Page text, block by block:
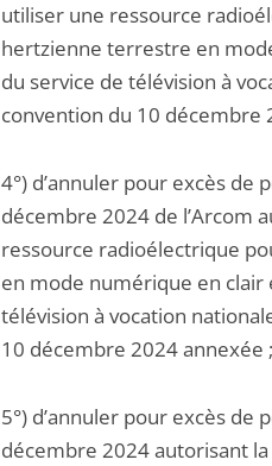
utiliser une ressource
hertzienne terrestre en
du service de télévision à
convention du 10 décembre
4°) d’annuler pour excès de
décembre 2024 de l’Arcom
ressource radioélectrique
en mode numérique en
télévision à vocation
10 décembre 2024 annexée ;
5°) d’annuler pour excès de
décembre 2024 autorisant